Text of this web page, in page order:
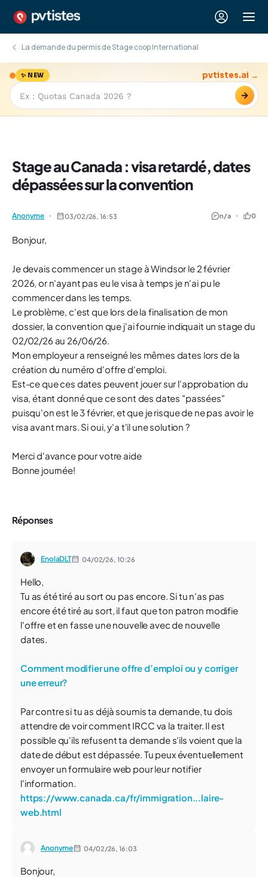
La demande du permis de Stage coop International
✨ NEW
→
pvtistes.ai →
Stage au Canada : visa retardé, dates
dépassées sur la convention
Anonyme 03/02/26,16:53 n/a 0
Bonjour,
Je devais commencer un stage à Windsor le 2 février
2026, or n'ayant pas eu le visa à temps je n'ai pu le
commencer dans les temps.
Le problème, c'est que lors de la finalisation de mon
dossier, la convention que j'ai fournie indiquait un stage du
02/02/26 au 26/06/26.
Mon employeur a renseigné les mêmes dates lors de la
création du numéro d'offre d'emploi.
Est-ce que ces dates peuvent jouer sur l'approbation du
visa, étant donné que ce sont des dates "passées"
puisqu'on est le 3 février, et que je risque de ne pas avoir le
visa avant mars. Si oui, y'a t'il une solution ?
Merci d'avance pour votre aide
Bonne journée!
Réponses
EnolaDLT 04/02/26, 10:26
Hello,
Tu as été tiré au sort ou pas encore. Si tu n'as pas
encore été tiré au sort, il faut que ton patron modifie
l'offre et en fasse une nouvelle avec de nouvelle
dates.
Comment modifier une offre d’emploi ou y corriger
une erreur?
Par contre si tu as déjà soumis ta demande, tu dois
attendre de voir comment IRCC va la traiter. Il est
possible qu'ils refusent ta demande s'ils voient que la
date de début est dépassée. Tu peux éventuellement
envoyer un formulaire web pour leur notifier
l'information.
https://www.canada.ca/fr/immigration...laire-
web.html
Anonyme 04/02/26,16:03
Bonjour,